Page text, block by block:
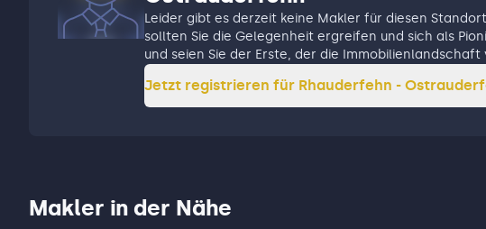
Leider gibt es derzeit keine Makler für diesen
sollten Sie die Gelegenheit ergreifen und sich als
und seien Sie der Erste, der die
Jetzt registrieren für Rhauderfehn -
Makler in der Nähe